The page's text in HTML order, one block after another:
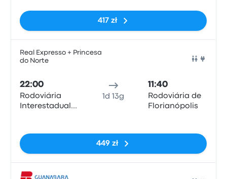
417 zł
Real Expresso + Princesa
do Norte
22:00
Rodoviária
Interestadual
1d 13g
11:40
Rodoviária de
Florianópolis
449 zł